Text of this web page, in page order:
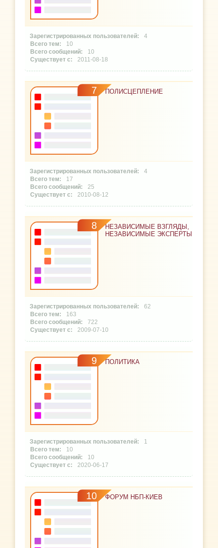
4
10
10
2011-08-18
7 ПОЛИСЦЕПЛЕНИЕ
4
17
25
2010-08-12
8
НЕЗАВИСИМЫЕ ВЗГЛЯДЫ,
НЕЗАВИСИМЫЕ ЭКСПЕРТЫ
62
163
722
2009-07-10
9 ПОЛИТИКА
1
10
10
2020-06-17
10 ФОРУМ НБП-КИЕВ